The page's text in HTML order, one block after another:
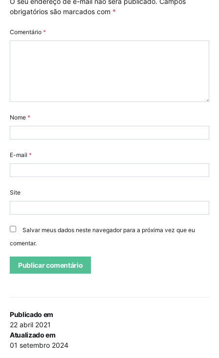
Publicado em
22 abril 2021
Atualizado em
01 setembro 2024
obrigatórios são marcados com *
Comentário *
Nome *
E-mail *
Site
Salvar meus dados neste navegador para a próxima vez que eu
comentar.